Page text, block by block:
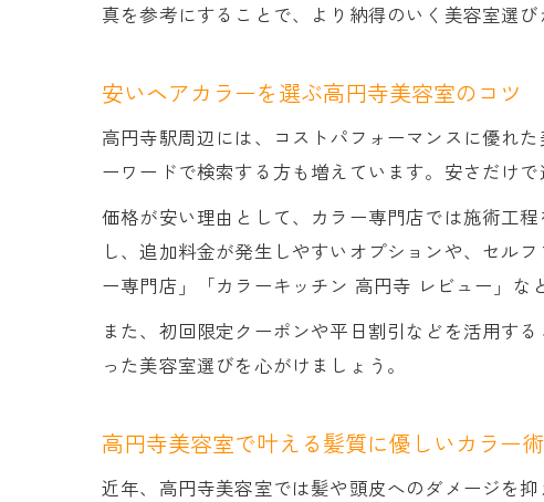
真を参考にすることで、より納得のいく美容室選び
安いヘアカラーを選ぶ高円寺美容室のコツ
高円寺駅周辺には、コストパフォーマンスに優れ
ーワードで検索する方も増えています。安さだけ
価格が安い理由として、カラー専門店では施術工
し、追加料金が発生しやすいオプションや、セル
ー専門店」「カラーキッチン 高円寺 レビュー」な
また、初回限定クーポンや平日割引などを活用す
った美容室選びを心がけましょう。
高円寺美容室で叶える髪質に優しいカラー術
近年、高円寺美容室では髪や頭皮へのダメージを